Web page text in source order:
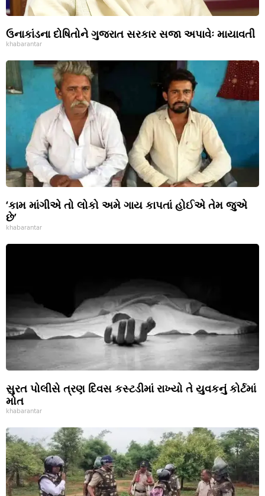
ઉનાકાંડના દોષિતોને ગુજરાત સરકાર સજા અપાવેઃ માયાવતી
khabarantar
‘કામ માંગીએ તો લોકો અમે ગાય કાપતાં હોઈએ તેમ જુએ
છે’
khabarantar
સુરત પોલીસે ત્રણ દિવસ કસ્ટડીમાં રાખ્યો તે યુવકનું કોર્ટમાં
મોત
khabarantar